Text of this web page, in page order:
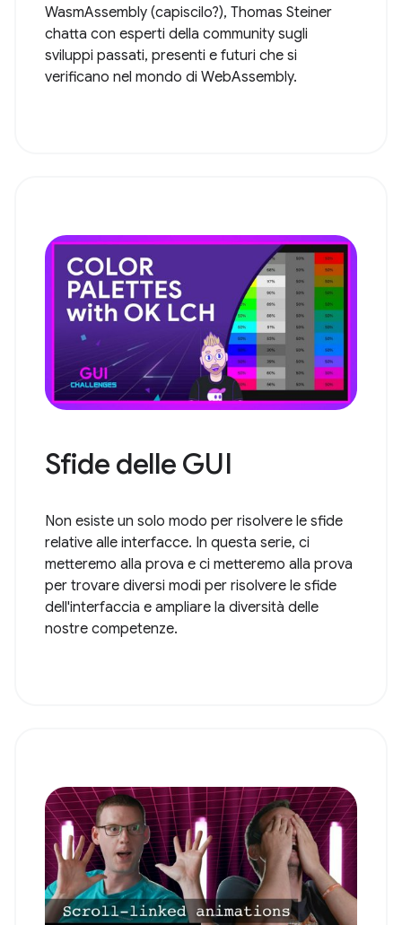
WasmAssembly (capiscilo?), Thomas Steiner
chatta con esperti della community sugli
sviluppi passati, presenti e futuri che si
verificano nel mondo di WebAssembly.
Sfide delle GUI
Non esiste un solo modo per risolvere le sfide
relative alle interfacce. In questa serie, ci
metteremo alla prova e ci metteremo alla prova
per trovare diversi modi per risolvere le sfide
dell'interfaccia e ampliare la diversità delle
nostre competenze.